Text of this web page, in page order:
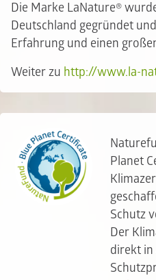
Die Marke LaNature®
Deutschland gegründet
Erfahrung und einen
Weiter zu http://www.la-
Planet
Schutz
Der
direkt